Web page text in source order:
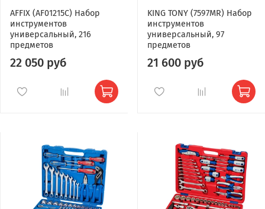
AFFIX (AF01215C) Набор
инструментов
универсальный, 216
предметов
22 050 руб
KING TONY (7597MR) Набор
инструментов
универсальный, 97
предметов
21 600 руб